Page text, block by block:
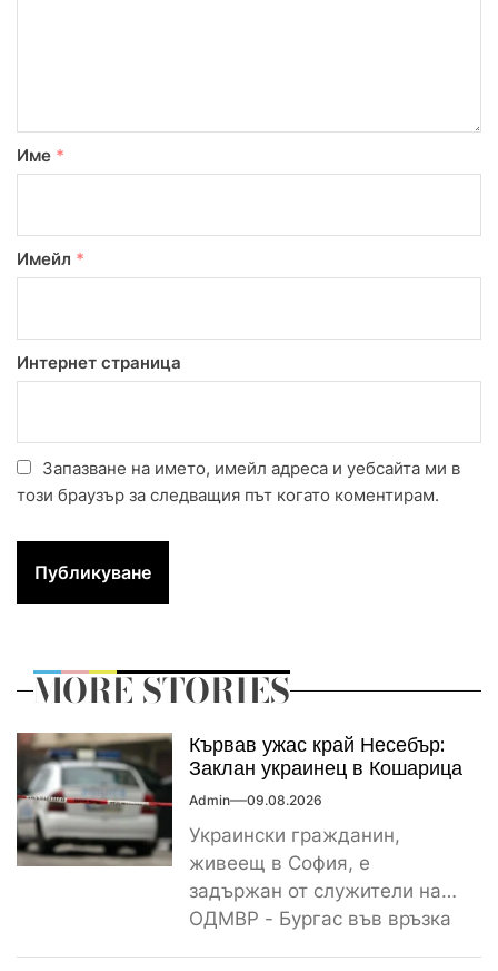
Име *
Имейл *
Интернет страница
Запазване на името, имейл адреса и уебсайта ми в
този браузър за следващия път когато коментирам.
MORE STORIES
Кървав ужас край Несебър:
Заклан украинец в Кошарица
Admin 09.08.2026
Украински гражданин,
живеещ в София, е
задържан от служители на
ОДМВР - Бургас във връзка